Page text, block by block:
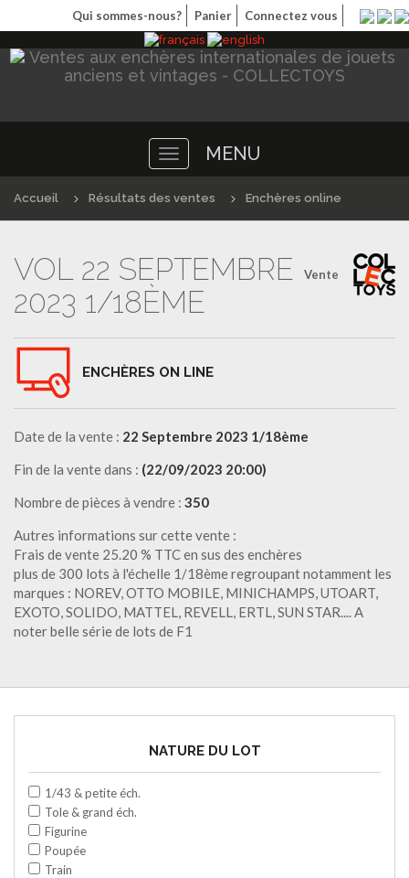
Qui sommes-nous? Panier Connectez vous
Toggle
navigation
MENU
Accueil Résultats des ventes Enchères online
Vente
VOL 22 SEPTEMBRE
2023 1/18ÈME
ENCHÈRES ON LINE
Date de la vente : 22 Septembre 2023 1/18ème
Fin de la vente dans : (22/09/2023 20:00)
Nombre de pièces à vendre : 350
Autres informations sur cette vente :
Frais de vente 25.20 % TTC en sus des enchères
plus de 300 lots à l'échelle 1/18ème regroupant notamment les
marques : NOREV, OTTO MOBILE, MINICHAMPS, UTOART,
EXOTO, SOLIDO, MATTEL, REVELL, ERTL, SUN STAR.... A
noter belle série de lots de F1
NATURE DU LOT
1/43 & petite éch.
Tole & grand éch.
Figurine
Poupée
Train